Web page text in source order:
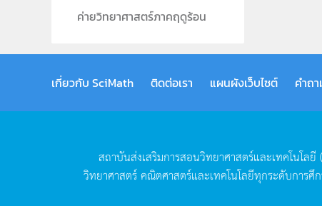
ค่ายวิทยาศาสตร์ภาคฤดูร้อน
เกี่ยวกับ SciMath ติดต่อเรา แผนผังเว็บไซต์ คำถ
สถาบันส่งเสริมการสอนวิทยาศาสตร์และเทคโนโลยี (
วิทยาศาสตร์คณิตศาสตร์และเทคโนโลยีทุกระดับการศึ